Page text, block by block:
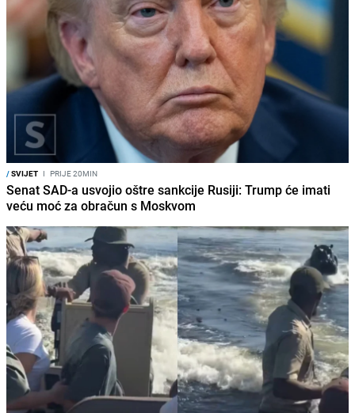
/SVIJET I PRIJE 20MIN
Senat SAD-a usvojio oštre sankcije Rusiji: Trump će imati
veću moć za obračun s Moskvom